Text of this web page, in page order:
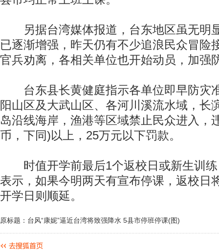
另据台湾媒体报道，台东地区虽无明
已逐渐增强，昨天仍有不少追浪民众冒险
官兵劝离，各相关单位也开始动员，加强
台东县长黄健庭指示各单位即早防灾
阳山区及大武山区、各河川溪流水域，长
岛沿线海岸，渔港等区域禁止民众进入，
币，下同)以上，25万元以下罚款。
时值开学前最后1个返校日或新生训练
表示，如果今明两天有宣布停课，返校日
开学日则顺延。
原标题：台风“康妮”逼近台湾将致强降水 5县市停班停课(图)